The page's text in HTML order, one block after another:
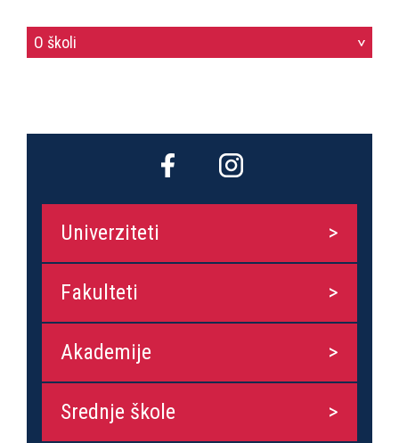
O školi >
Univerziteti
Fakulteti
Akademije
Srednje škole